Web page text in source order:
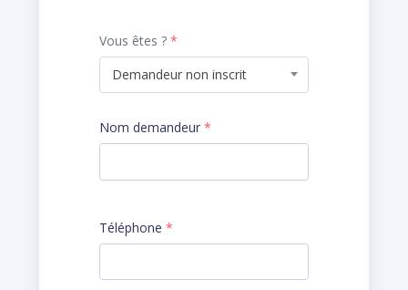
Vous êtes ? *
Demandeur non inscrit
Nom demandeur *
Téléphone *